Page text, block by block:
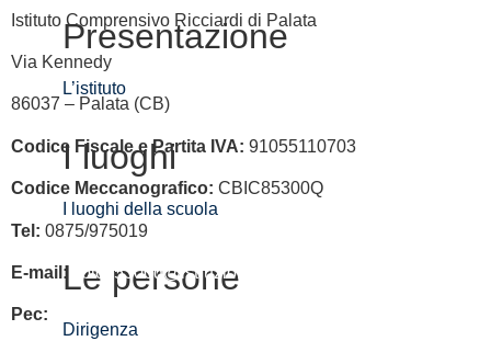
Presentazione
L’istituto
I luoghi
I luoghi della scuola
Le persone
Dirigenza
Istituto Comprensivo Ricciardi di Palata
Via Kennedy
86037 – Palata (CB)
Codice Fiscale e Partita IVA: 91055110703
Codice Meccanografico: CBIC85300Q
Tel: 0875/975019
E-mail: cbic85300q@istruzione.it
Pec: